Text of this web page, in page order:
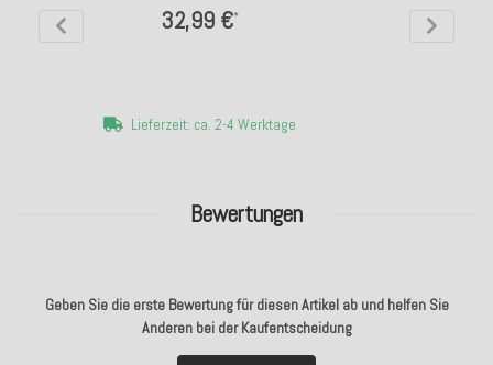
Bewertungen
Geben Sie die erste Bewertung für diesen Artikel ab und helfen Sie
Anderen bei der Kaufentscheidung
32,99 €*
Lieferzeit: ca. 2-4 Werktage